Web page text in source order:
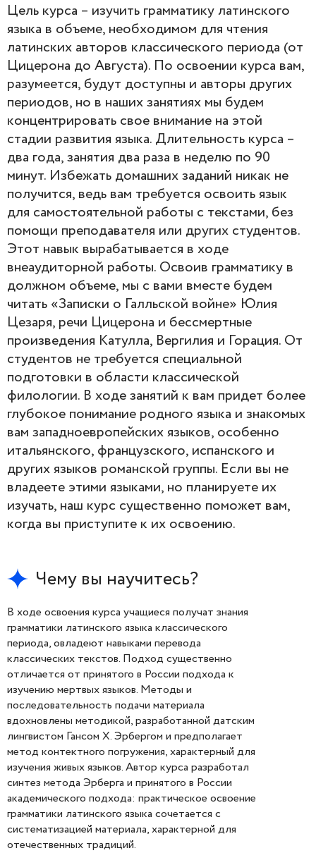
Цель курса – изучить грамматику латинского
языка в объеме, необходимом для чтения
латинских авторов классического периода (от
Цицерона до Августа). По освоении курса вам,
разумеется, будут доступны и авторы других
периодов, но в наших занятиях мы будем
концентрировать свое внимание на этой
стадии развития языка. Длительность курса –
два года, занятия два раза в неделю по 90
минут. Избежать домашних заданий никак не
получится, ведь вам требуется освоить язык
для самостоятельной работы с текстами, без
помощи преподавателя или других студентов.
Этот навык вырабатывается в ходе
внеаудиторной работы. Освоив грамматику в
должном объеме, мы с вами вместе будем
читать «Записки о Галльской войне» Юлия
Цезаря, речи Цицерона и бессмертные
произведения Катулла, Вергилия и Горация. От
студентов не требуется специальной
подготовки в области классической
филологии. В ходе занятий к вам придет более
глубокое понимание родного языка и знакомых
вам западноевропейских языков, особенно
итальянского, французского, испанского и
других языков романской группы. Если вы не
владеете этими языками, но планируете их
изучать, наш курс существенно поможет вам,
когда вы приступите к их освоению.
Чему вы научитесь?
В ходе освоения курса учащиеся получат знания
грамматики латинского языка классического
периода, овладеют навыками перевода
классических текстов. Подход существенно
отличается от принятого в России подхода к
изучению мертвых языков. Методы и
последовательность подачи материала
вдохновлены методикой, разработанной датским
лингвистом Гансом Х. Эрбергом и предполагает
метод контектного погружения, характерный для
изучения живых языков. Автор курса разработал
синтез метода Эрберга и принятого в России
академического подхода: практическое освоение
грамматики латинского языка сочетается с
систематизацией материала, характерной для
отечественных традиций.